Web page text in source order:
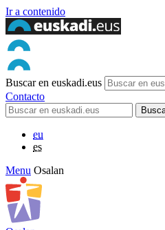
Ir a contenido
Buscar en euskadi.eus
Contacto
eu
es
Menu Osalan